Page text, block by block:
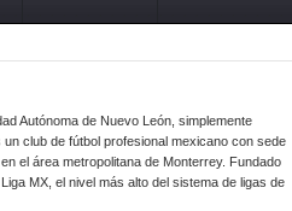
Autónoma de Nuevo León, simplemente
club de fútbol profesional mexicano con sede
el área metropolitana de Monterrey. Fundado
MX, el nivel más alto del sistema de ligas de